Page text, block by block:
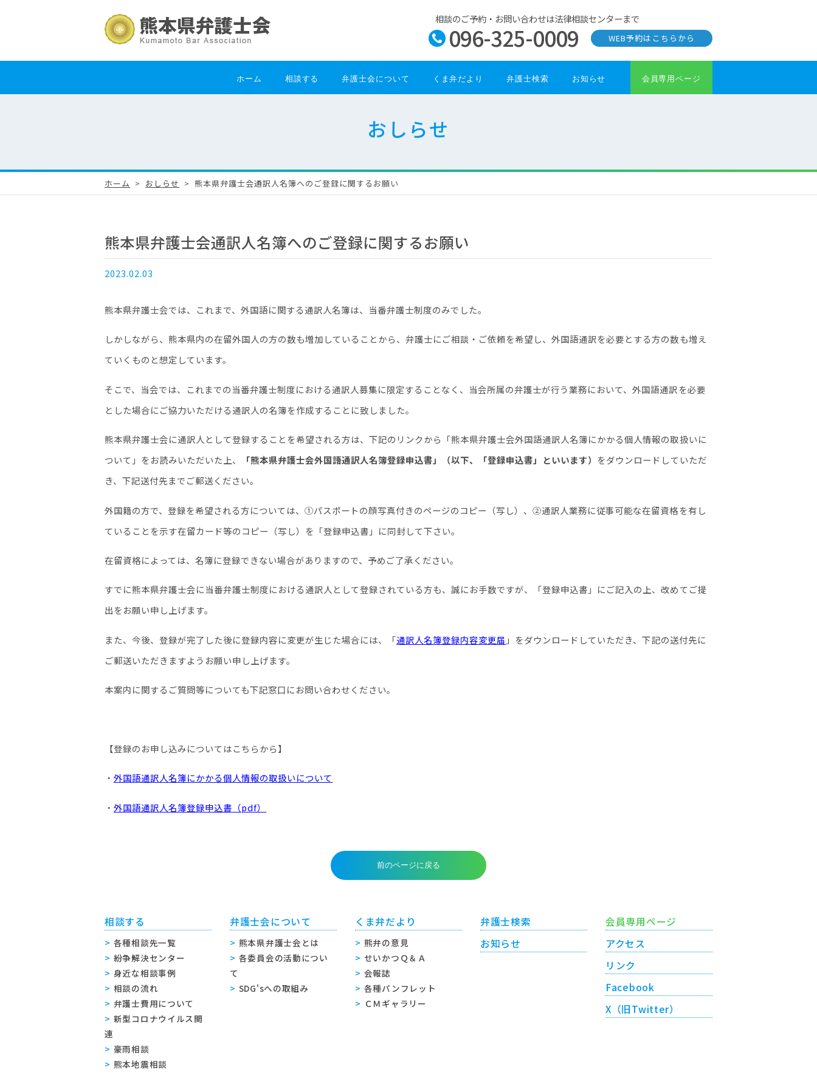
相談のご予約・お問い合わせは法律相談センターまで
WEB予約はこちらから
096-325-0009
ホーム 相談する 弁護士会について くま弁だより 弁護士検索 お知らせ 会員専用ページ
おしらせ
ホーム おしらせ 熊本県弁護士会通訳人名簿へのご登録に関するお願い
熊本県弁護士会通訳人名簿へのご登録に関するお願い
2023.02.03
熊本県弁護士会では、これまで、外国語に関する通訳人名簿は、当番弁護士制度のみでした。
しかしながら、熊本県内の在留外国人の方の数も増加していることから、弁護士にご相談・ご依頼を希望し、外国語通訳を必要とする方の数も増え
ていくものと想定しています。
そこで、当会では、これまでの当番弁護士制度における通訳人募集に限定することなく、当会所属の弁護士が行う業務において、外国語通訳を必要
とした場合にご協力いただける通訳人の名簿を作成することに致しました。
熊本県弁護士会に通訳人として登録することを希望される方は、下記のリンクから「熊本県弁護士会外国語通訳人名簿にかかる個人情報の取扱いに
ついて」をお読みいただいた上、
「熊本県弁護士会外国語通訳人名簿登録申込書」（以下、「登録申込書」といいます） をダウンロードしていただ
き、下記送付先までご郵送ください。
外国籍の方で、登録を希望される方については、①パスポートの顔写真付きのページのコピー（写し）、②通訳人業務に従事可能な在留資格を有し
ていることを示す在留カード等のコピー（写し）を「登録申込書」に同封して下さい。
在留資格によっては、名簿に登録できない場合がありますので、予めご了承ください。
すでに熊本県弁護士会に当番弁護士制度における通訳人として登録されている方も、誠にお手数ですが、「登録申込書」にご記入の上、改めてご提
出をお願い申し上げます。
また、今後、登録が完了した後に登録内容に変更が生じた場合には、「通訳人名簿登録内容変更届 」をダウンロードしていただき、下記の送付先に
ご郵送いただきますようお願い申し上げます。
本案内に関するご質問等についても下記窓口にお問い合わせください。
【登録のお申し込みについてはこちらから】
・外国語通訳人名簿にかかる個人情報の取扱いについて
・外国語通訳人名簿登録申込書（pdf）
相談する
各種相談先一覧
紛争解決センター
身近な相談事例
相談の流れ
弁護士費用について
新型コロナウイルス関
連
豪雨相談
熊本地震相談
弁護士会について
熊本県弁護士会とは
各委員会の活動につい
て
SDG'sへの取組み
くま弁だより
熊弁の意見
せいかつＱ＆Ａ
会報誌
各種パンフレット
ＣＭギャラリー
弁護士検索
お知らせ
会員専用ページ
アクセス
リンク
Facebook
X（旧Twitter）